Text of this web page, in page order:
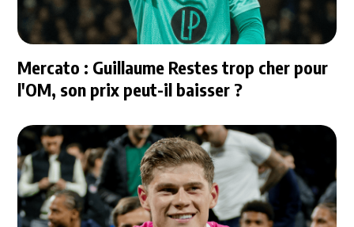
Mercato : Guillaume Restes trop cher pour
l'OM, son prix peut-il baisser ?